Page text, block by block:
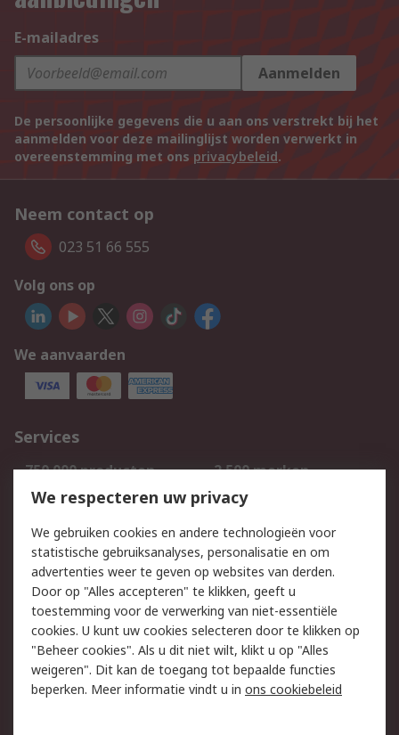
E-mailadres
Aanmelden
De persoonlijke gegevens die u aan ons verstrekt bij het
aanmelden voor deze mailinglijst worden verwerkt in
overeenstemming met ons privacybeleid.
Neem contact op
023 51 66 555
Volg ons op
We aanvaarden
Services
750.000 producten
2.500 merken
Bestellen
Inkoopoplossingen
Track & Trace
Wettelijk
Cookiebeleid
Email veiligheid
Privacybeleid
Websitevoorwaarden
Algemene
verkoopvoorwaarden
We respecteren uw privacy
We gebruiken cookies en andere technologieën voor
statistische gebruiksanalyses, personalisatie en om
advertenties weer te geven op websites van derden.
Door op "Alles accepteren" te klikken, geeft u
toestemming voor de verwerking van niet-essentiële
cookies. U kunt uw cookies selecteren door te klikken op
"Beheer cookies". Als u dit niet wilt, klikt u op "Alles
weigeren". Dit kan de toegang tot bepaalde functies
beperken. Meer informatie vindt u in ons cookiebeleid